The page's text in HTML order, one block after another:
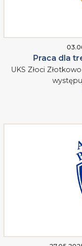
Praca dla
UKS Złoci